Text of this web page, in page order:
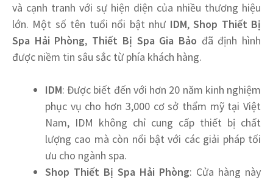
và cạnh tranh với sự hiện diện của nhiều thương hiệu
lớn. Một số tên tuổi nổi bật như IDM,Shop Thiết Bị
Spa Hải Phòng, Thiết Bị Spa Gia Bảo đã định hình
được niềm tin sâu sắc từ phía khách hàng.
IDM: Được biết đến với hơn 20 năm kinh nghiệm
phục vụ cho hơn 3,000 cơ sở thẩm mỹ tại Việt
Nam, IDM không chỉ cung cấp thiết bị chất
lượng cao mà còn nổi bật với các giải pháp tối
ưu cho ngành spa.
Shop Thiết Bị Spa Hải Phòng: Cửa hàng này